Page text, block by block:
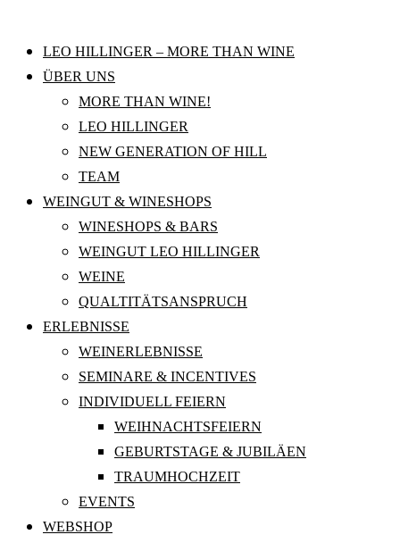
LEO HILLINGER – MORE THAN WINE
ÜBER UNS
MORE THAN WINE!
LEO HILLINGER
NEW GENERATION OF HILL
TEAM
WEINGUT & WINESHOPS
WINESHOPS & BARS
WEINGUT LEO HILLINGER
WEINE
QUALTITÄTSANSPRUCH
ERLEBNISSE
WEINERLEBNISSE
SEMINARE & INCENTIVES
INDIVIDUELL FEIERN
WEIHNACHTSFEIERN
GEBURTSTAGE & JUBILÄEN
TRAUMHOCHZEIT
EVENTS
WEBSHOP